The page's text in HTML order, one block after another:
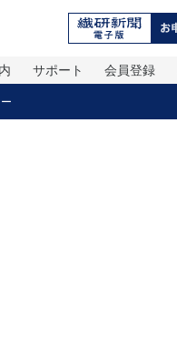
会員登録
サポート